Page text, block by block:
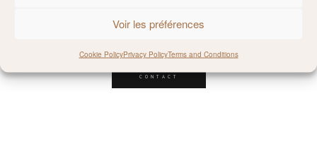
Voir les préférences
Cookie PolicyPrivacy PolicyTerms and Conditions
CONTACT